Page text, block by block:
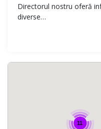
Directorul nostru oferă
diverse…
11